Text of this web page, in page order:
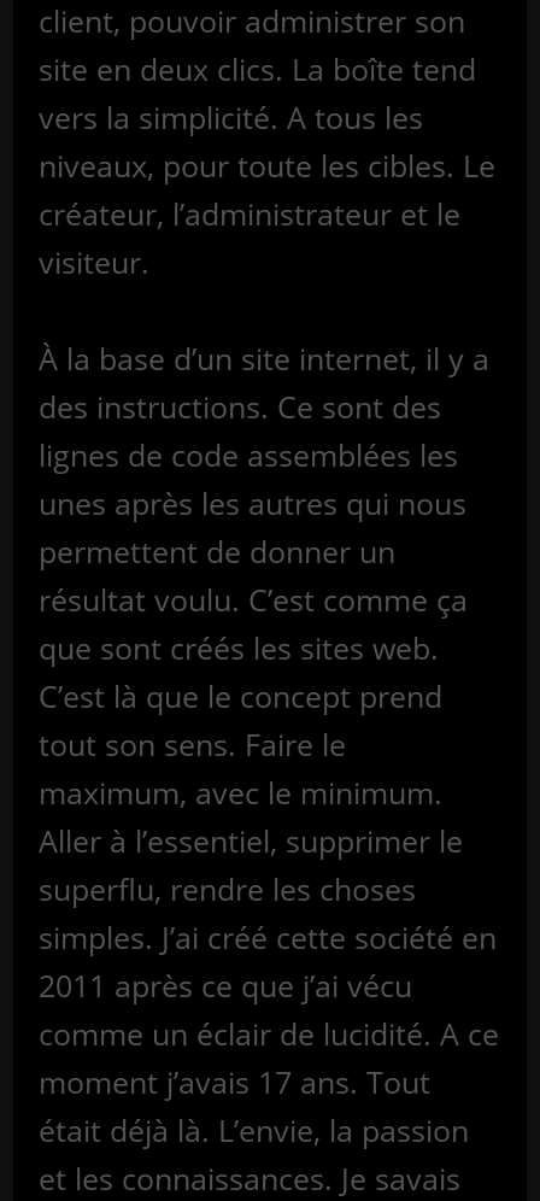
client, pouvoir administrer son
site en deux clics. La boîte tend
vers la simplicité. A tous les
niveaux, pour toute les cibles. Le
créateur, l’administrateur et le
visiteur.
À la base d’un site internet, il y a
des instructions. Ce sont des
lignes de code assemblées les
unes après les autres qui nous
permettent de donner un
résultat voulu. C’est comme ça
que sont créés les sites web.
C’est là que le concept prend
tout son sens. Faire le
maximum, avec le minimum.
Aller à l’essentiel, supprimer le
superflu, rendre les choses
simples. J’ai créé cette société en
2011 après ce que j’ai vécu
comme un éclair de lucidité. A ce
moment j’avais 17 ans. Tout
était déjà là. L’envie, la passion
et les connaissances. Je savais